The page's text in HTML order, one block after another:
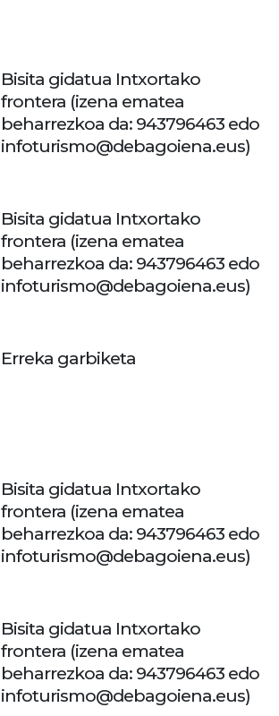
Bisita gidatua Intxortako
frontera (izena ematea
beharrezkoa da: 943796463 edo
infoturismo@debagoiena.eus)
Bisita gidatua Intxortako
frontera (izena ematea
beharrezkoa da: 943796463 edo
infoturismo@debagoiena.eus)
Erreka garbiketa
Bisita gidatua Intxortako
frontera (izena ematea
beharrezkoa da: 943796463 edo
infoturismo@debagoiena.eus)
Bisita gidatua Intxortako
frontera (izena ematea
beharrezkoa da: 943796463 edo
infoturismo@debagoiena.eus)